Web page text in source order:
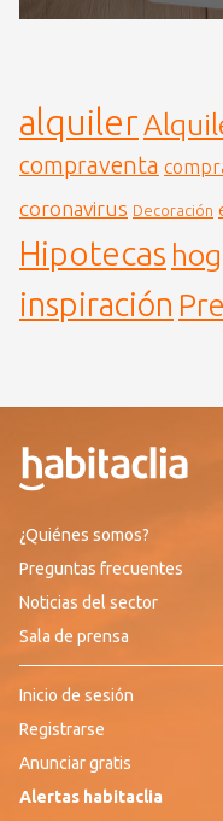
alquiler
compraventa
coronavirus Decoración
Hipotecas
inspiración
¿Quiénes somos?
Preguntas frecuentes
Noticias del sector
Sala de prensa
Inicio de sesión
Registrarse
Anunciar gratis
Alertas habitaclia